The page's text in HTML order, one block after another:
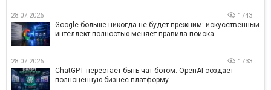
28.07.2026 1743
Google больше никогда не будет прежним: искусственный
интеллект полностью меняет правила поиска
28.07.2026 1733
ChatGPT перестает быть чат-ботом. OpenAI создает
полноценную бизнес-платформу